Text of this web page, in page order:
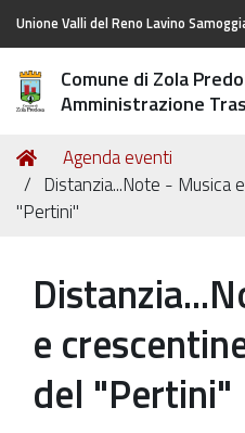
Unione Valli del Reno Lavino
Comune di Zola
Amministrazione
Tu
sei
qui:
Home
Agenda eventi
Distanzia...Note - Musica
"Pertini"
e
del "Pertini"